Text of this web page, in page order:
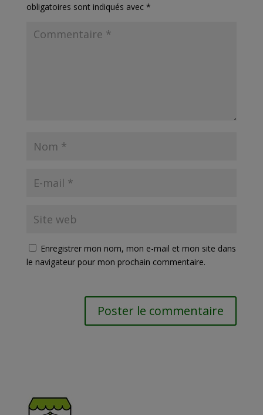
obligatoires sont indiqués avec *
Enregistrer mon nom, mon e-mail et mon site dans
le navigateur pour mon prochain commentaire.